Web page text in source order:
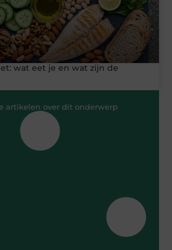
wat eet je en wat zijn de
artikelen over dit onderwerp